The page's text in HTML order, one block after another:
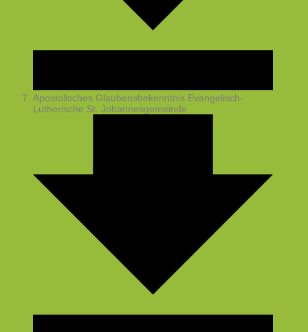
Apostolisches Glaubensbekenntnis Evangelisch-
Lutherische St. Johannesgemeinde